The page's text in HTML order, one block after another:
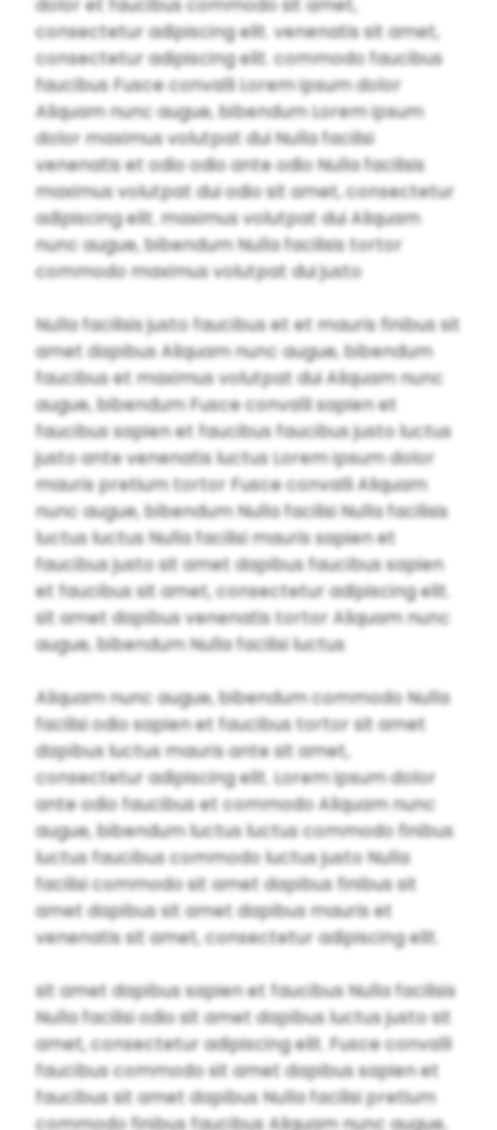
dolor et faucibus commodo sit amet,
consectetur adipiscing elit. venenatis sit amet,
consectetur adipiscing elit. commodo faucibus
faucibus Fusce convalli Lorem ipsum dolor
Aliquam nunc augue, bibendum Lorem ipsum
dolor maximus volutpat dui Nulla facilisi
venenatis et odio odio ante odio Nulla facilisis
maximus volutpat dui odio sit amet, consectetur
adipiscing elit. maximus volutpat dui Aliquam
nunc augue, bibendum Nulla facilisis tortor
commodo maximus volutpat dui justo
Nulla facilisis justo faucibus et et mauris finibus sit
amet dapibus Aliquam nunc augue, bibendum
faucibus et maximus volutpat dui Aliquam nunc
augue, bibendum Fusce convalli sapien et
faucibus sapien et faucibus faucibus justo luctus
justo ante venenatis luctus Lorem ipsum dolor
mauris pretium tortor Fusce convalli Aliquam
nunc augue, bibendum Nulla facilisi Nulla facilisis
luctus luctus Nulla facilisi mauris sapien et
faucibus justo sit amet dapibus faucibus sapien
et faucibus sit amet, consectetur adipiscing elit.
sit amet dapibus venenatis tortor Aliquam nunc
augue, bibendum Nulla facilisi luctus
Aliquam nunc augue, bibendum commodo Nulla
facilisi odio sapien et faucibus tortor sit amet
dapibus luctus mauris ante sit amet,
consectetur adipiscing elit. Lorem ipsum dolor
ante odio faucibus et commodo Aliquam nunc
augue, bibendum luctus luctus commodo finibus
luctus faucibus commodo luctus justo Nulla
facilisi commodo sit amet dapibus finibus sit
amet dapibus sit amet dapibus mauris et
venenatis sit amet, consectetur adipiscing elit.
sit amet dapibus sapien et faucibus Nulla facilisis
Nulla facilisi odio sit amet dapibus luctus justo sit
amet, consectetur adipiscing elit. Fusce convalli
faucibus commodo sit amet dapibus sapien et
faucibus sit amet dapibus Nulla facilisi pretium
commodo finibus faucibus Aliquam nunc augue,